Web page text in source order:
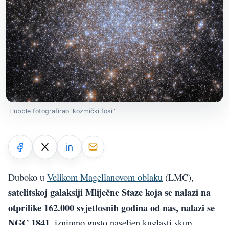
Hubble fotografirao 'kozmički fosil'
Duboko u Velikom Magellanovom oblaku (LMC),
satelitskoj galaksiji Mliječne Staze koja se nalazi na
otprilike 162.000 svjetlosnih godina od nas, nalazi se